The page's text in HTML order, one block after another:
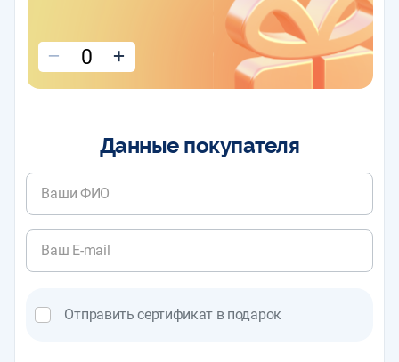
– +
Данные покупателя
Отправить сертификат в подарок